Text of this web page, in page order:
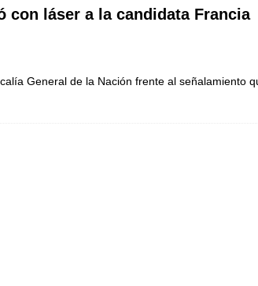
accidente de tránsito JUDICIALES
Vargas
examen toxicológico a exdirectora del Dapre Angie
con láser a la candidata Francia
General de la Nación frente al señalamiento